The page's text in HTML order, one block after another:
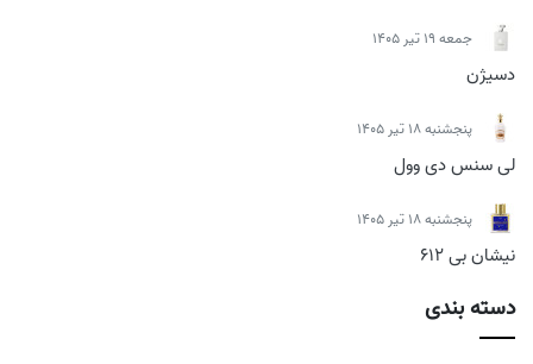
جمعه 19 تیر 1405
دسیژن
پنجشنبه 18 تیر 1405
لی سنس دی وول
پنجشنبه 18 تیر 1405
نیشان بی 612
دسته بندی